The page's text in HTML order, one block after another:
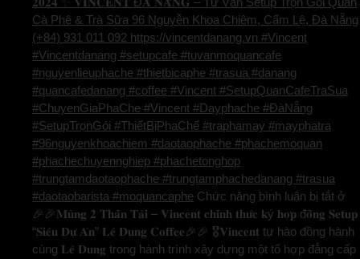
Cà Phê & Trà Sữa 96 Nguyễn Khoa Chiêm, Cẩm Lệ, Đà Nẵng
(+84) 931 011 092 https://vincentdanang.vn #Vincent
#Vincentdanang #setupcafe #tuvanmoquancafe
#nguyenlieuphache #thietbicaphe #trasua #danang
#quancafedanang #coffee #Vincent #SetupQuanCafeTraSua
#ChuyenGiaPhaChe #Vincent #Dayphache #ĐàNẵng
#SetupTrọnGói #ThiếtBịPhaChế #traphamay #mayphatra
#96nguyenkhoachiem #daotaophache #phachemoquan
#phachechuyennghiep #phachetonghop
#trungtamdaotaophache #trungtamphachedanang #trasua
#daotaobarista #moquancaphe Chức năng bình luận bị tắt ở
🎉🎉𝐌𝐮̀𝐧𝐠 𝟐 𝐓𝐡𝐚̂̀𝐧 𝐓𝐚̀𝐢 – 𝐕𝐢𝐧𝐜𝐞𝐧𝐭 𝐜𝐡𝐢́𝐧𝐡 𝐭𝐡𝐮̛́𝐜 𝐤ý 𝐡𝐨̛̣𝐩 đ𝐨̂̀𝐧𝐠 𝐒𝐞𝐭𝐮𝐩
“𝐒𝐢𝐞̂𝐮 𝐃𝐮̛̣ 𝐀́𝐧” 𝐋𝐞̂ 𝐃𝐮𝐧𝐠 𝐂𝐨𝐟𝐟𝐞𝐞🎉🎉 🎖️𝐕𝐢𝐧𝐜𝐞𝐧𝐭 tự hào đồng hành
cùng 𝐋𝐞̂ 𝐃𝐮𝐧𝐠 trong hành trình xây dựng một tổ hợp đẳng cấp